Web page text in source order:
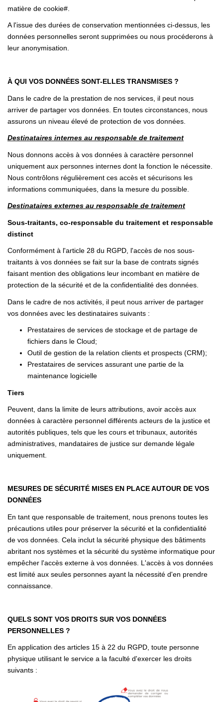
matière de cookie#.
A l'issue des durées de conservation mentionnées ci-dessus, les
données personnelles seront supprimées ou nous procéderons à
leur anonymisation.
À QUI VOS DONNÉES SONT-ELLES TRANSMISES ?
Dans le cadre de la prestation de nos services, il peut nous
arriver de partager vos données. En toutes circonstances, nous
assurons un niveau élevé de protection de vos données.
Destinataires internes au responsable de traitement
Nous donnons accès à vos données à caractère personnel
uniquement aux personnes internes dont la fonction le nécessite.
Nous contrôlons régulièrement ces accès et sécurisons les
informations communiquées, dans la mesure du possible.
Destinataires externes au responsable de traitement
Sous-traitants, co-responsable du traitement et responsable
distinct
Conformément à l'article 28 du RGPD, l'accès de nos sous-
traitants à vos données se fait sur la base de contrats signés
faisant mention des obligations leur incombant en matière de
protection de la sécurité et de la confidentialité des données.
Dans le cadre de nos activités, il peut nous arriver de partager
vos données avec les destinataires suivants :
Prestataires de services de stockage et de partage de
fichiers dans le Cloud;
Outil de gestion de la relation clients et prospects (CRM);
Prestataires de services assurant une partie de la
maintenance logicielle
Tiers
Peuvent, dans la limite de leurs attributions, avoir accès aux
données à caractère personnel différents acteurs de la justice et
autorités publiques, tels que les cours et tribunaux, autorités
administratives, mandataires de justice sur demande légale
uniquement.
MESURES DE SÉCURITÉ MISES EN PLACE AUTOUR DE VOS
DONNÉES
En tant que responsable de traitement, nous prenons toutes les
précautions utiles pour préserver la sécurité et la confidentialité
de vos données. Cela inclut la sécurité physique des bâtiments
abritant nos systèmes et la sécurité du système informatique pour
empêcher l'accès externe à vos données. L'accès à vos données
est limité aux seules personnes ayant la nécessité d'en prendre
connaissance.
QUELS SONT VOS DROITS SUR VOS DONNÉES
PERSONNELLES ?
En application des articles 15 à 22 du RGPD, toute personne
physique utilisant le service a la faculté d'exercer les droits
suivants :